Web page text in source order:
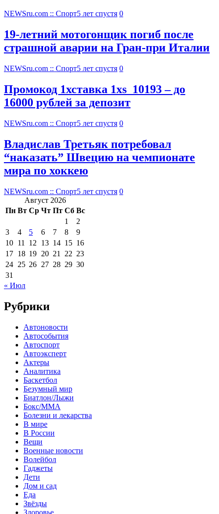
NEWSru.com :: Спорт5 лет спустя 0
19-летний мотогонщик погиб после
страшной аварии на Гран-при Италии
NEWSru.com :: Спорт5 лет спустя 0
Промокод 1хставка 1xs_10193 – до
16000 рублей за депозит
NEWSru.com :: Спорт5 лет спустя 0
Владислав Третьяк потребовал
“наказать” Швецию на чемпионате
мира по хоккею
NEWSru.com :: Спорт5 лет спустя 0
Август 2026
Пн Вт Ср Чт Пт Сб Вс
1
2
3
4 5 6 7 8
9
10 11 12 13 14 15 16
17 18 19 20 21 22 23
24 25 26 27 28 29 30
31
« Июл
Рубрики
Автоновости
Автособытия
Автоспорт
Автоэксперт
Актеры
Аналитика
Баскетбол
Безумный мир
Биатлон/Лыжи
Бокс/MMA
Болезни и лекарства
В мире
В России
Вещи
Военные новости
Волейбол
Гаджеты
Дети
Дом и сад
Еда
Звёзды
Здоровье